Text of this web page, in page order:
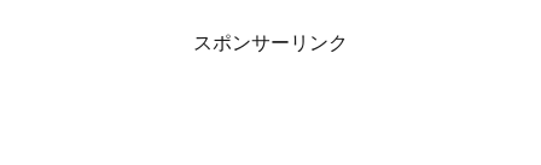
スポンサーリンク